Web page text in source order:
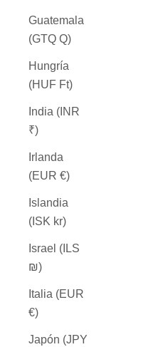
Guatemala
(GTQ Q)
Hungría
(HUF Ft)
India (INR
₹)
Irlanda
(EUR €)
Islandia
(ISK kr)
Israel (ILS
₪)
Italia (EUR
€)
Japón (JPY